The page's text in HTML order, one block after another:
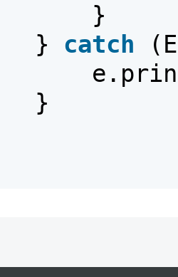
}
} catch
}